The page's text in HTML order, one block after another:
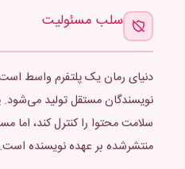
سلب مسئولیت
دنیای رمان یک پلتفرم واسط
نویسندگان مستقل تولید می‌شود.
سلامت محتوا را کنترل کند، اما
منتشرشده بر عهده نویسنده است.